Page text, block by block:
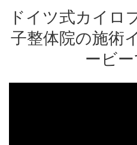
方にもお願
す …
着用：施術を受け
おります。 施術を
…
共有:
ドイツ式カイロ
子整体院の施術
ービー